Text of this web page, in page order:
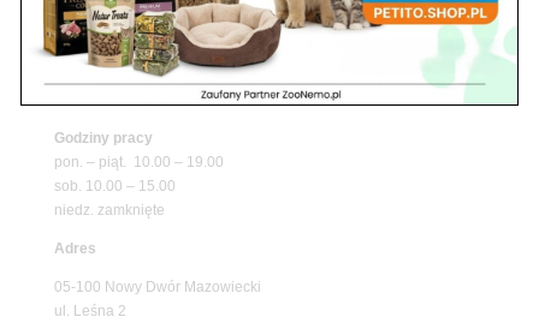
05-120 Legionowo
ul. Piłsudskiego 31,
pawilon 134
Godziny pracy
pon. – piąt. 10.00 – 19.00
sob. 10.00 – 15.00
niedz. zamknięte
Adres
05-100 Nowy Dwór Mazowiecki
ul. Leśna 2